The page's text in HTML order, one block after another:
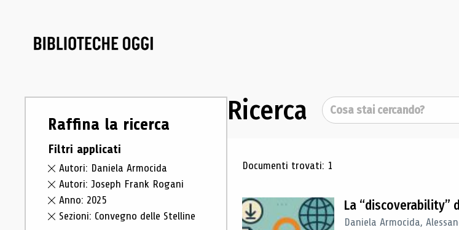
Raffina la ricerca
Filtri applicati
Autori: Daniela Armocida
Autori: Joseph Frank Rogani
Anno: 2025
Sezioni: Convegno delle Stelline
Ricerca Cerca
Risultati di ricerca
Documenti trovati: 1
La “discoverability”
Daniela Armocida,